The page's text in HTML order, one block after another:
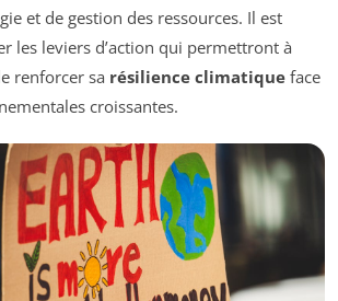
et de gestion des ressources. Il est
les leviers d’action qui permettront à
renforcer sa résilience climatique face
croissantes.